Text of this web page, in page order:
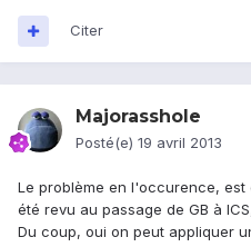
Citer
Majorasshole
Posté(e) 19 avril 2013
Le problème en l'occurence,
été revu au passage de GB à
Du coup, oui on peut appliquer